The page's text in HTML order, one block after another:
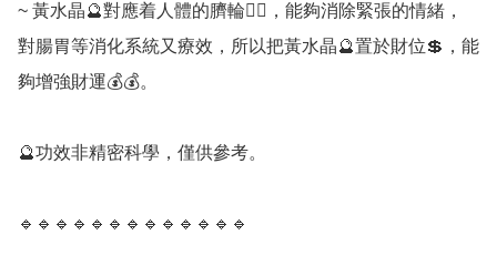
~ 黃水晶🔮對應着人體的臍輪🧘‍♀️，能夠消除緊張的情緒，
對腸胃等消化系統又療效，所以把黃水晶🔮置於財位💲，能
夠增強財運💰💰。
🔮功效非精密科學，僅供參考。
🔹️🔹️🔹️🔹️🔹️🔹️🔹️🔹️🔹️🔹️🔹️🔹️🔹️